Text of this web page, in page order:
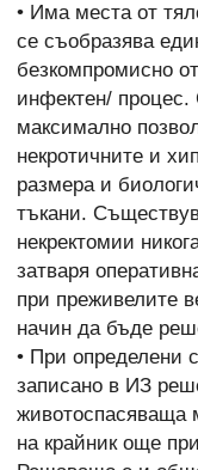
• Има места от
се съобразява
безкомпромисно
инфектен/
максимално
некротичните и
размера и
тъкани.
некректомии
затваря
при преживелите
начин да бъде
• При определени
записано в ИЗ
животоспасяваща
на крайник още